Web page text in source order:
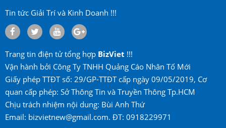
Tin tức Giải Trí và Kinh Doanh !!!
Trang tin điện tử tổng hợp BizViet !!!
Vận hành bởi Công Ty TNHH Quảng Cáo Nhân Tố Mới
Giấy phép TTĐT số: 29/GP-TTĐT cấp ngày 09/05/2019, Cơ
quan cấp phép: Sở Thông Tin và Truyền Thông Tp.HCM
Chịu trách nhiệm nội dung: Bùi Anh Thứ
Email: bizvietnew@gmail.com. ĐT: 0918229971